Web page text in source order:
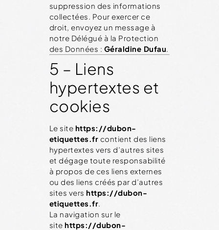
suppression des informations
collectées. Pour exercer ce
droit, envoyez un message à
notre Délégué à la Protection
des Données : Géraldine Dufau.
5 – Liens
hypertextes et
cookies
Le site https://dubon-
etiquettes.fr contient des liens
hypertextes vers d’autres sites
et dégage toute responsabilité
à propos de ces liens externes
ou des liens créés par d’autres
sites vers https://dubon-
etiquettes.fr.
La navigation sur le
site https://dubon-